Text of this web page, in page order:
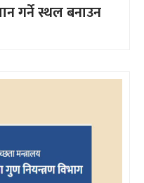
गर्ने स्थल बनाउन